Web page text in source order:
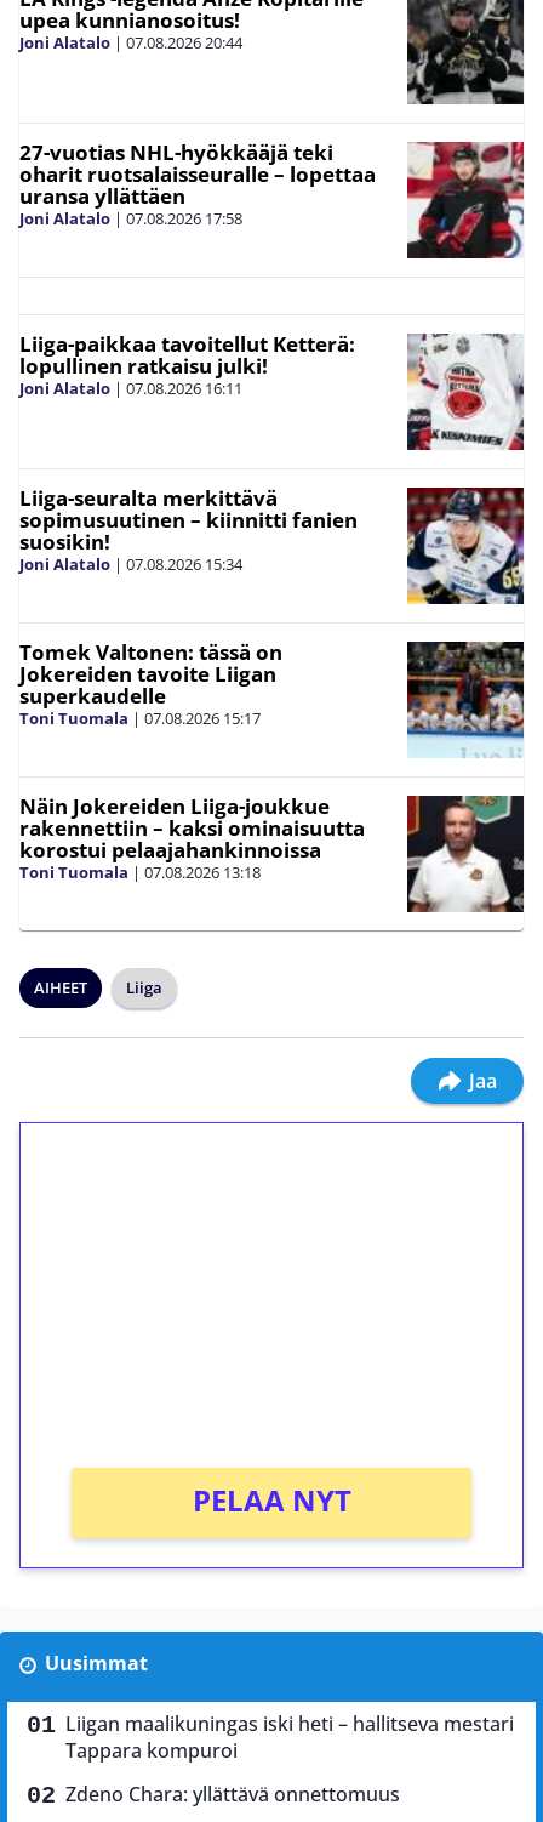
upea kunnianosoitus!
Joni Alatalo | 07.08.202620:44
27-vuotias NHL-hyökkääjä teki
oharit ruotsalaisseuralle – lopettaa
uransa yllättäen
Joni Alatalo | 07.08.2026 17:58
Liiga-paikkaa tavoitellut Ketterä:
lopullinen ratkaisu julki!
Joni Alatalo | 07.08.2026 16:11
Liiga-seuralta merkittävä
sopimusuutinen – kiinnitti fanien
suosikin!
Joni Alatalo | 07.08.2026 15:34
Tomek Valtonen: tässä on
Jokereiden tavoite Liigan
superkaudelle
Toni Tuomala | 07.08.2026 15:17
Näin Jokereiden Liiga-joukkue
rakennettiin – kaksi ominaisuutta
korostui pelaajahankinnoissa
Toni Tuomala | 07.08.2026 13:18
AIHEET Liiga
Jaa
PELAA NYT
Uusimmat
Liigan maalikuningas iski heti – hallitseva mestari
Tappara kompuroi
Zdeno Chara: yllättävä onnettomuus